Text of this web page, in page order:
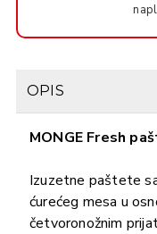
OPIS
MONGE Fresh
Izuzetne paštete
ćurećeg mesa u
četvoronožnim